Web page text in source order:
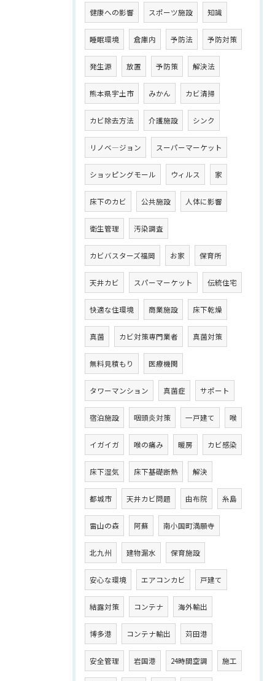
健康への影響 スポーツ施設 知識
睡眠環境 倉庫内 予防法 予防対策
発生源 放置 予防策 解決法
熊本県宇土市 みかん カビ清掃
カビ除去方法 介護施設 シンク
リノベ―ジョン スーパーマーケット
ショッピングモール ウィルス 家
床下のカビ 公共施設 人体に影響
衛生管理 汚染調査
カビバスターズ福岡 お家 保育所
天井カビ スパーマーケット 伝統住宅
快適な住環境 商業施設 床下乾燥
真菌 カビ対策専門業者 真菌対策
無料見積もり 医療機関
タワーマンション 真菌症 サポート
宿泊施設 咽頭炎対策 一戸建て 喉
イガイガ 喉の痛み 暖房 カビ感染
床下湿気 床下基礎断熱 解決
都城市 天井カビ問題 由布院 糸島
雷山の森 阿蘇 南小国町満願寺
北九州 建物漏水 保育施設
安心な環境 エアコンカビ 戸建て
結露対策 コンテナ 海外輸出
博多港 コンテナ輸出 苅田港
安全管理 岩国港 24時間空調 施工